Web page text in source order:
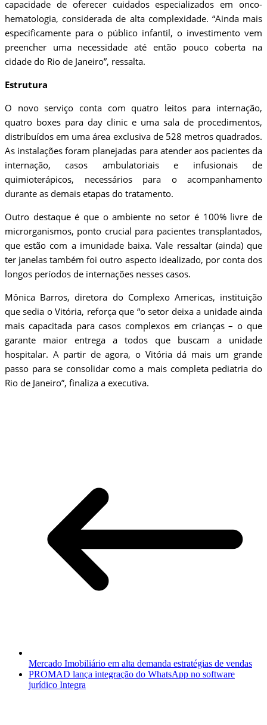
capacidade de oferecer cuidados especializados em onco-
hematologia, considerada de alta complexidade. “Ainda mais
especificamente para o público infantil, o investimento vem
preencher uma necessidade até então pouco coberta na
cidade do Rio de Janeiro”, ressalta.
Estrutura
O novo serviço conta com quatro leitos para internação,
quatro boxes para day clinic e uma sala de procedimentos,
distribuídos em uma área exclusiva de 528 metros quadrados.
As instalações foram planejadas para atender aos pacientes da
internação, casos ambulatoriais e infusionais de
quimioterápicos, necessários para o acompanhamento
durante as demais etapas do tratamento.
Outro destaque é que o ambiente no setor é 100% livre de
microrganismos, ponto crucial para pacientes transplantados,
que estão com a imunidade baixa. Vale ressaltar (ainda) que
ter janelas também foi outro aspecto idealizado, por conta dos
longos períodos de internações nesses casos.
Mônica Barros, diretora do Complexo Americas, instituição
que sedia o Vitória, reforça que “o setor deixa a unidade ainda
mais capacitada para casos complexos em crianças – o que
garante maior entrega a todos que buscam a unidade
hospitalar. A partir de agora, o Vitória dá mais um grande
passo para se consolidar como a mais completa pediatria do
Rio de Janeiro”, finaliza a executiva.
Mercado Imobiliário em alta demanda estratégias de vendas
PROMAD lança integração do WhatsApp no software
jurídico Integra